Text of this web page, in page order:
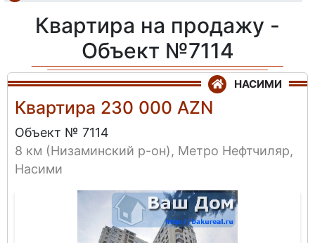
Квартира на продажу -
Объект №7114
НАСИМИ
Квартира 230 000 AZN
Объект № 7114
8 км (Низаминский р-он), Метро Нефтчиляр,
Насими